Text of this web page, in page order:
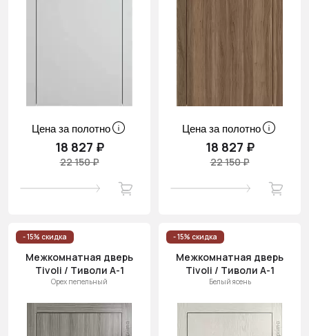
Цена за полотно
18 827 ₽
22 150 ₽
Цена за полотно
18 827 ₽
22 150 ₽
- 15% скидка
Межкомнатная дверь
Tivoli / Тиволи А-1
Орех пепельный
- 15% скидка
Межкомнатная дверь
Tivoli / Тиволи А-1
Белый ясень